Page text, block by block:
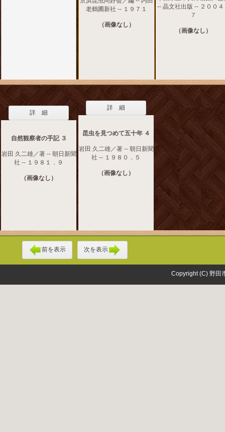
老鶴圃新社 -- １９７１
（画像なし）
-- 晶文社出版 -- ２００４
７
（画像なし）
詳 細
自然観察者の手記 ３
岩田 久二雄／著 -- 朝日新聞
社 -- １９８１．９
（画像なし）
詳 細
昆虫を見つめて五十年 ４
岩田 久二雄／著 -- 朝日新聞
社 -- １９８０．５
（画像なし）
前を表示 次を表示
Copyright (C) 野田